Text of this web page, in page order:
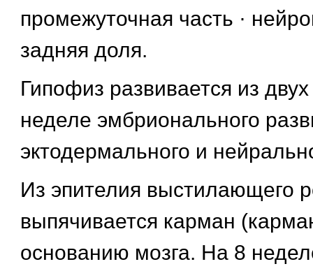
промежуточная часть ·
задняя доля.
Гипофиз развивается из
неделе эмбрионального
эктодермального и
Из эпителия выстилающего
выпячивается карман
основанию мозга. На 8